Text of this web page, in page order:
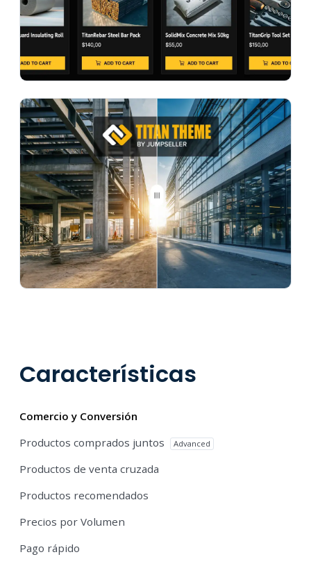
Características
Comercio y Conversión
Productos comprados juntos
Advanced
Productos de venta cruzada
Productos recomendados
Precios por Volumen
Pago rápido